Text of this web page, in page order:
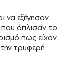
να εξήγησαν
όπλισαν το
πως είχαν
τρυφερή